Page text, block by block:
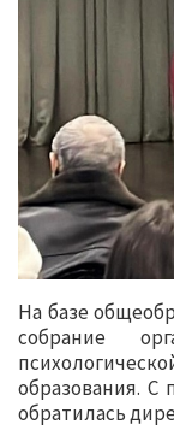
На базе
собрание
образования. С
обратилась